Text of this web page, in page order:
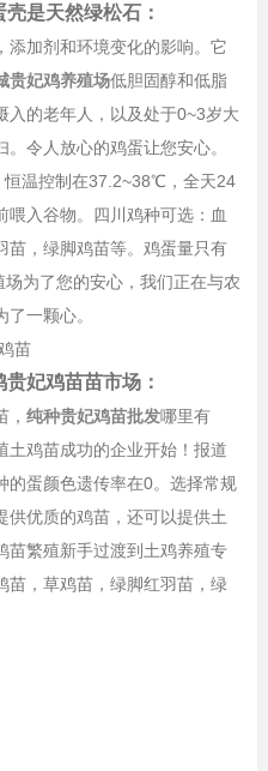
是天然绿松石：
添加剂和环境变化的影响。它
贵妃鸡养殖场低胆固醇和低脂
入的老年人，以及处于0~3岁大
令人放心的鸡蛋让您安心。
恒温控制在37.2~38℃，全天24
喂入谷物。四川鸡种可选：血
苗，绿脚鸡苗等。鸡蛋量只有
为了您的安心，我们正在与农
一颗心。
妃鸡苗苗市场：
纯种贵妃鸡苗批发哪里有
土鸡苗成功的企业开始！报道
的蛋颜色遗传率在0。选择常规
供优质的鸡苗，还可以提供土
苗繁殖新手过渡到土鸡养殖专
苗，草鸡苗，绿脚红羽苗，绿